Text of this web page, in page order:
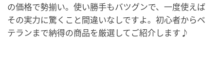
の価格で勢揃い。使い勝手もバツグンで、一度使えば
その実力に驚くこと間違いなしですよ。初心者からベ
テランまで納得の商品を厳選してご紹介します♪